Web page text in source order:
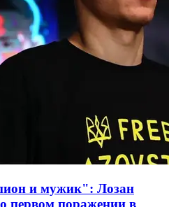
и мужик": Лозан
первом поражении в